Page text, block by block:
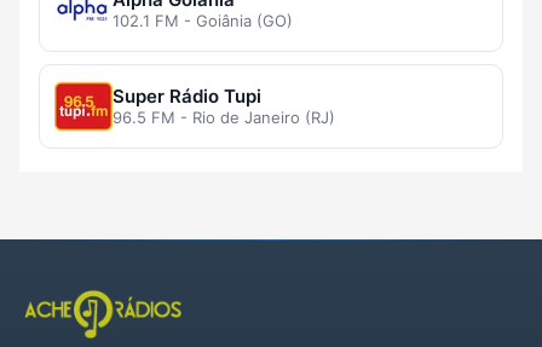
102.1 FM - Goiânia (GO)
Super Rádio Tupi
96.5 FM - Rio de Janeiro (RJ)